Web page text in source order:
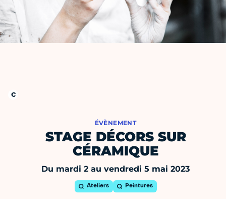
ÉVÈNEMENT
STAGE DÉCORS SUR
CÉRAMIQUE
Du mardi 2 au vendredi 5 mai 2023
Ateliers Peintures